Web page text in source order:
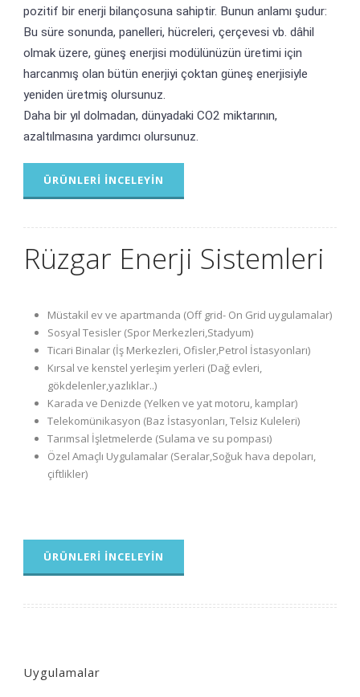
pozitif bir enerji bilançosuna sahiptir. Bunun anlamı şudur:
Bu süre sonunda, panelleri, hücreleri, çerçevesi vb. dâhil
olmak üzere, güneş enerjisi modülünüzün üretimi için
harcanmış olan bütün enerjiyi çoktan güneş enerjisiyle
yeniden üretmiş olursunuz.
Daha bir yıl dolmadan, dünyadaki CO2 miktarının,
azaltılmasına yardımcı olursunuz.
ÜRÜNLERI İNCELEYIN
Rüzgar Enerji Sistemleri
Müstakil ev ve apartmanda (Off grid- On Grid uygulamalar)
Sosyal Tesisler (Spor Merkezleri,Stadyum)
Ticari Binalar (İş Merkezleri, Ofisler,Petrol İstasyonları)
Kırsal ve kenstel yerleşim yerleri (Dağ evleri,
gökdelenler,yazlıklar..)
Karada ve Denizde (Yelken ve yat motoru, kamplar)
Telekomünikasyon (Baz İstasyonları, Telsiz Kuleleri)
Tarımsal İşletmelerde (Sulama ve su pompası)
Özel Amaçlı Uygulamalar (Seralar,Soğuk hava depoları,
çiftlikler)
ÜRÜNLERI İNCELEYIN
Uygulamalar